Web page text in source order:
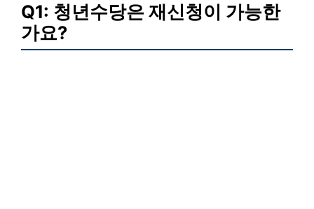
Q1: 청년수당은 재신청이 가능한
가요?